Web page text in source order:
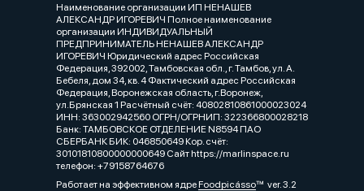
Наименование организации ИП НЕНАШЕВ
АЛЕКСАНДР ИГОРЕВИЧ Полное наименование
организации ИНДИВИДУАЛЬНЫЙ
ПРЕДПРИНИМАТЕЛЬ НЕНАШЕВ АЛЕКСАНДР
ИГОРЕВИЧ Юридический адрес Российская
Федерация, 392002, Тамбовская обл., г. Тамбов, ул. А.
Бебеля, дом 34, кв. 4 Фактический адрес Российская
Федерация, Воронежская область, г.Воронеж,
ул.Брянская 1 Расчётный счёт: 40802810861000023024
ИНН: 363002942560 ОГРН/ОГРНИП: 322366800028218
Банк: ТАМБОВСКОЕ ОТДЕЛЕНИЕ N8594 ПАО
СБЕРБАНК БИК: 046850649 Кор. счёт:
30101810800000000649 Сайт https://marlinspace.ru
телефон: +79158764676
Работает на эффективном ядреFoodpicássover. 3.2